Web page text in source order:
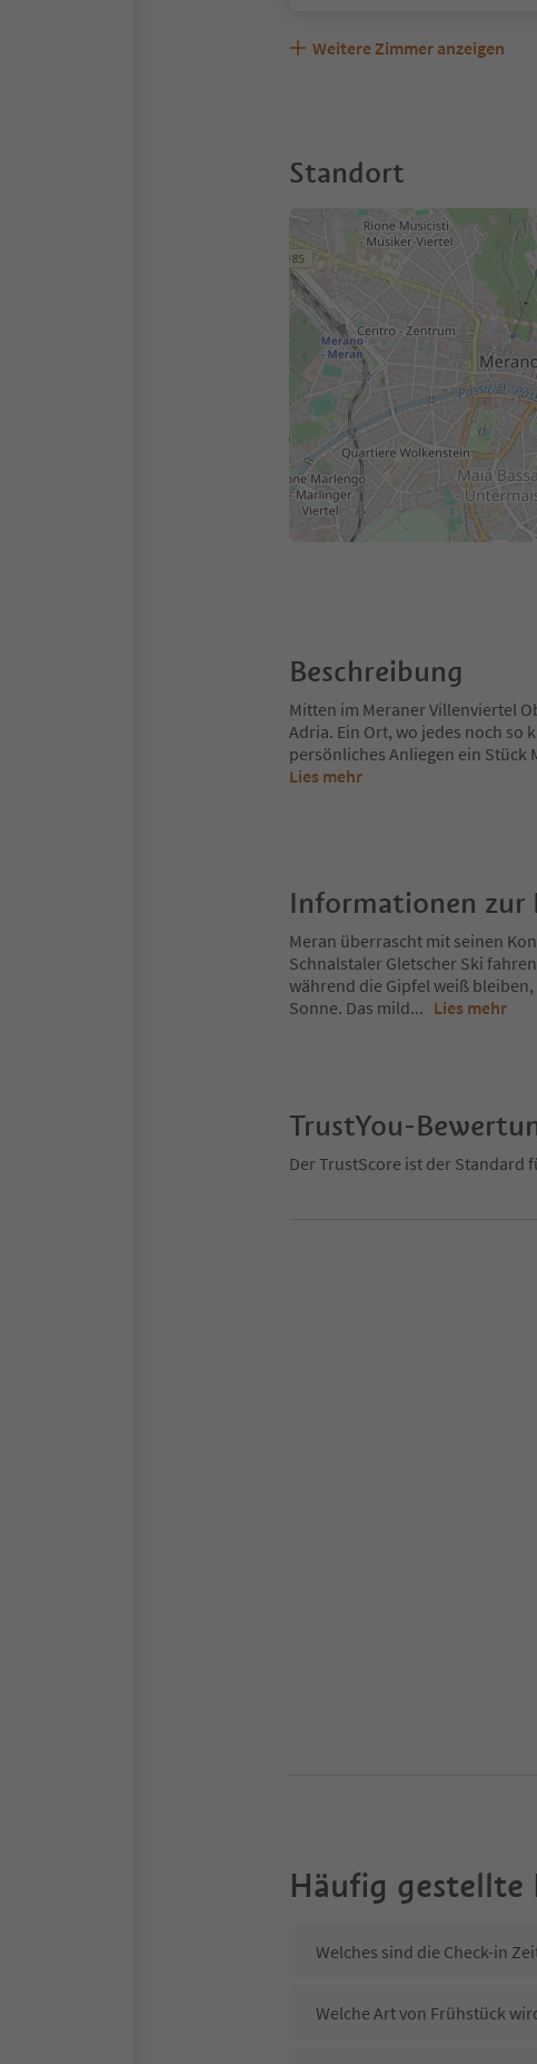
Weitere Zimmer anzeigen
Standort
Beschreibung
Mitten im Meraner Villenviertel
Adria. Ein Ort, wo jedes noch so
persönliches Anliegen ein Stück
Lies mehr
Informationen zur
Meran überrascht mit seinen
Schnalstaler Gletscher Ski
während die Gipfel weiß
Sonne. Das mild... Lies mehr
TrustYou-
Der TrustScore ist der Standard
Häufig gestellte
Welches sind die Check-in
Welche Art von Frühstück